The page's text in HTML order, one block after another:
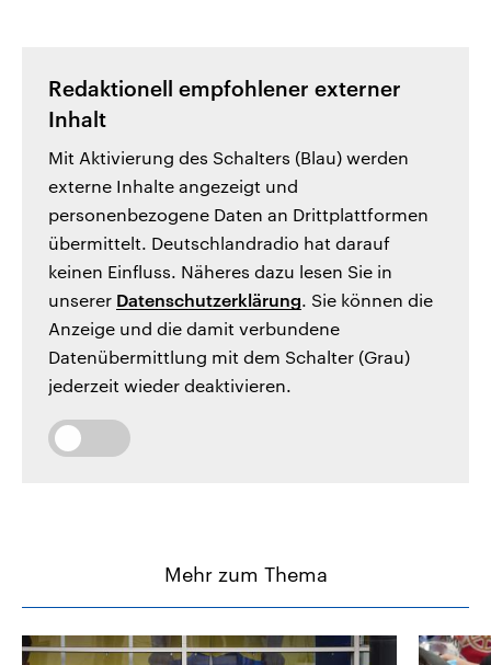
Redaktionell empfohlener externer
Inhalt
Mit Aktivierung des Schalters (Blau) werden
externe Inhalte angezeigt und
personenbezogene Daten an Drittplattformen
übermittelt. Deutschlandradio hat darauf
keinen Einfluss. Näheres dazu lesen Sie in
unserer Datenschutzerklärung. Sie können die
Anzeige und die damit verbundene
Datenübermittlung mit dem Schalter (Grau)
jederzeit wieder deaktivieren.
Mehr zum Thema